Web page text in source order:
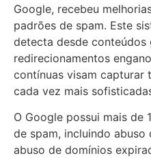
Google, recebeu
padrões de spam. Este
detecta desde conteúdos
redirecionamentos
contínuas visam capturar
cada vez mais
O Google possui mais de
de spam, incluindo
abuso de domínios